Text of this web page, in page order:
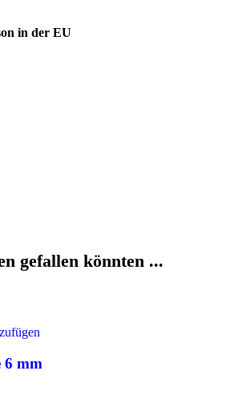
in der EU
gefallen könnten ...
6 mm